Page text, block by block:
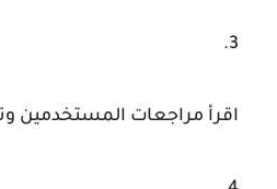
اقرأ مراجعات المستخدمين